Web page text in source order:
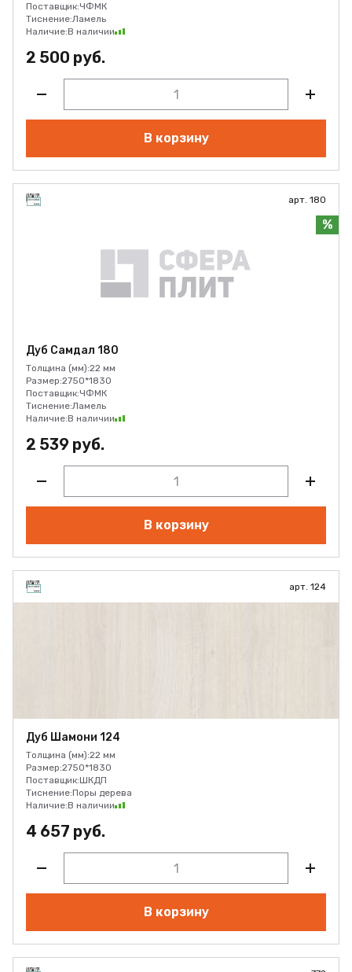
Поставщик:ЧФМК
Тиснение:Ламель
Наличие:В наличии
2 500 руб.
В корзину
арт. 180
%
Дуб Самдал 180
Толщина (мм):22 мм
Размер:2750*1830
Поставщик:ЧФМК
Тиснение:Ламель
Наличие:В наличии
2 539 руб.
В корзину
арт. 124
Дуб Шамони 124
Толщина (мм):22 мм
Размер:2750*1830
Поставщик:ШКДП
Тиснение:Поры дерева
Наличие:В наличии
4 657 руб.
В корзину